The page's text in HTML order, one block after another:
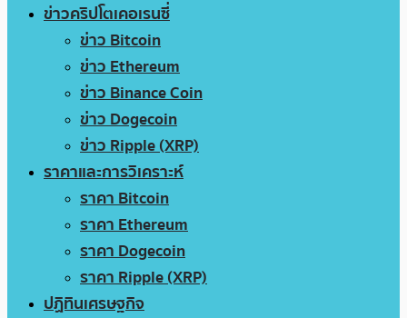
ข่าวคริปโตเคอเรนซี่
ข่าว Bitcoin
ข่าว Ethereum
ข่าว Binance Coin
ข่าว Dogecoin
ข่าว Ripple (XRP)
ราคาและการวิเคราะห์
ราคา Bitcoin
ราคา Ethereum
ราคา Dogecoin
ราคา Ripple (XRP)
ปฏิทินเศรษฐกิจ